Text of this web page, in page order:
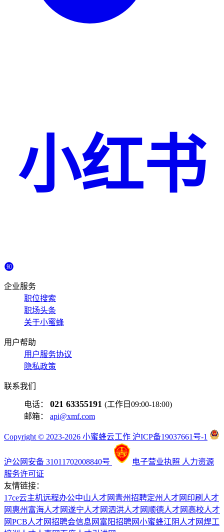
小红书
企业服务
职位搜索
职场头条
关于小蜜蜂
用户帮助
用户服务协议
隐私政策
联系我们
电话： 021 63355191 (工作日09:00-18:00)
邮箱： api@xmf.com
Copyright © 2023-2026 小蜜蜂云工作 沪ICP备19037661号-1
沪公网安备 31011702008840号 电子营业执照 人力资源
服务许可证
友情链接：
17ce云主机远程办公中山人才网 青州招聘定州人才网 印刷人才
网 惠州富海人才网遂宁人才网泗洪人才网 顺德人才网 高校人才
网PCB人才网招聘会信息网 富阳招聘网小蜜蜂江阴人才网焊工